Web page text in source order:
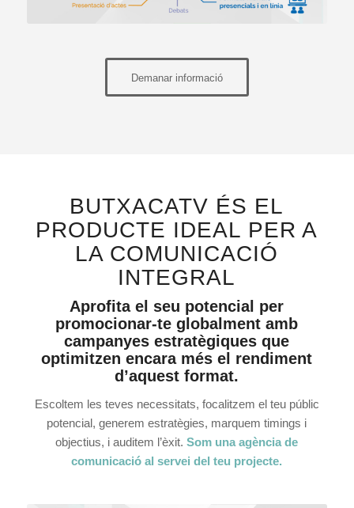
Demanar informació
BUTXACATV ÉS EL
PRODUCTE IDEAL PER A
LA COMUNICACIÓ
INTEGRAL
Aprofita el seu potencial per
promocionar-te globalment amb
campanyes estratègiques que
optimitzen encara més el rendiment
d’aquest format.
Escoltem les teves necessitats, focalitzem el teu públic
potencial, generem estratègies, marquem timings i
objectius, i auditem l’èxit.Som una agència de
comunicacióal servei del teu projecte.